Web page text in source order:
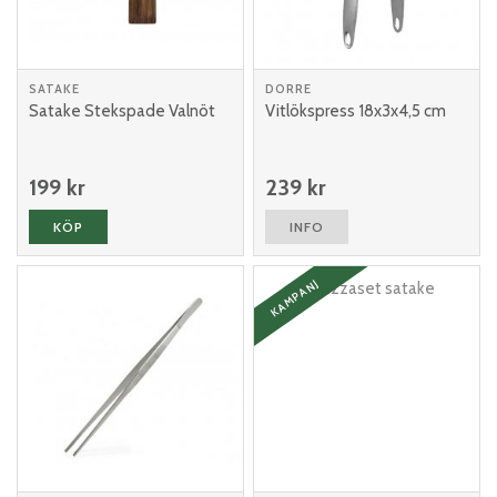
SATAKE
Satake Stekspade Valnöt
199 kr
KÖP
DORRE
Vitlökspress 18x3x4,5 cm
239 kr
INFO
KAMPANJ